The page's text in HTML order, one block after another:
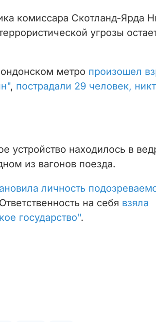
d
e
комиссара Скотланд-Ярда
угрозы
метро произошел
, пострадали 29 человек,
устройство находилось в
из вагонов поезда.
личность
на себя взяла
государство".